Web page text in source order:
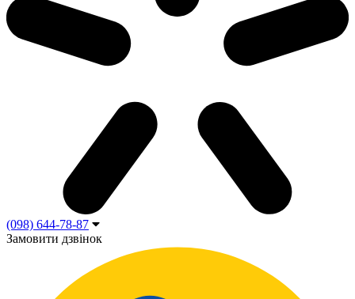
(098) 644-78-87
Замовити дзвінок